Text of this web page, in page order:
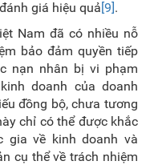
giá hiệu quả[9].
Nam đã có nhiều nỗ
bảo đảm quyền tiếp
nạn nhân bị vi phạm
doanh của doanh
đồng bộ, chưa tương
chỉ có thể được khắc
gia về kinh doanh và
cụ thể về trách nhiệm